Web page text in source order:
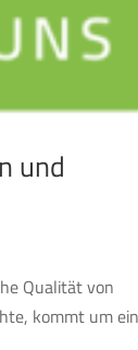
und
Qualität von
kommt um